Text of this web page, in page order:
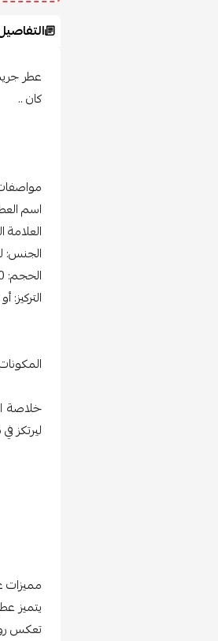
عطر جريس
كان ..
اسم
العلامة
الجنس:
الحجم: 100 مل
التركيز:
خلاصة
ليرتكز
مميزات
يتميز
تعكس